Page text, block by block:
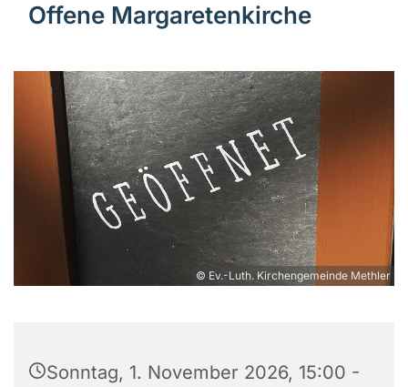
Offene Margaretenkirche
© Ev.-Luth. Kirchengemeinde Methler
Sonntag, 1. November 2026, 15:00 -